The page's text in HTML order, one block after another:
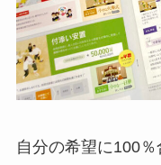
自分の希望に100